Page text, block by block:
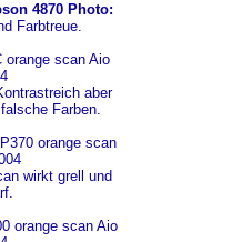
4870 Photo:
Farbtreue.
aber
Farben.
wirkt grell und